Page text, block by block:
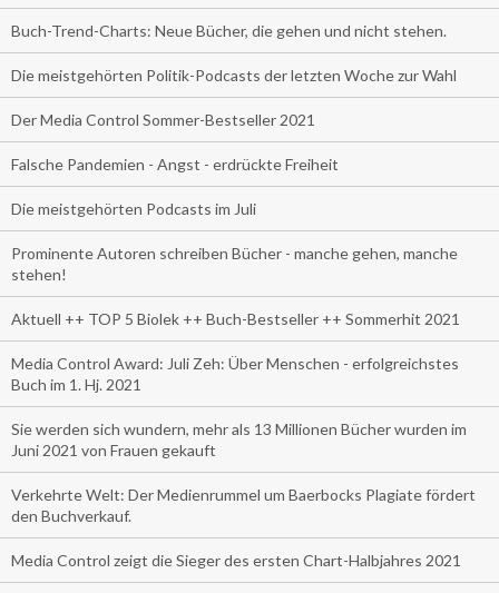
Buch-Trend-Charts: Neue Bücher, die gehen und nicht stehen.
Die meistgehörten Politik-Podcasts der letzten Woche zur Wahl
Der Media Control Sommer-Bestseller 2021
Falsche Pandemien - Angst - erdrückte Freiheit
Die meistgehörten Podcasts im Juli
Prominente Autoren schreiben Bücher - manche gehen, manche
stehen!
Aktuell ++ TOP 5 Biolek ++ Buch-Bestseller ++ Sommerhit 2021
Media Control Award: Juli Zeh: Über Menschen - erfolgreichstes
Buch im 1. Hj. 2021
Sie werden sich wundern, mehr als 13 Millionen Bücher wurden im
Juni 2021 von Frauen gekauft
Verkehrte Welt: Der Medienrummel um Baerbocks Plagiate fördert
den Buchverkauf.
Media Control zeigt die Sieger des ersten Chart-Halbjahres 2021